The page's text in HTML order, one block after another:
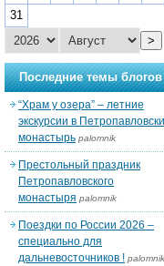
31
>
Последние темы блогов
“Храм у озера” – летние
экскурсии в
монастырь palomnik
Престольный праздник
Петропавловского
монастыря palomnik
Поездки по России 2026 –
специально для
дальневосточников ! palomnik